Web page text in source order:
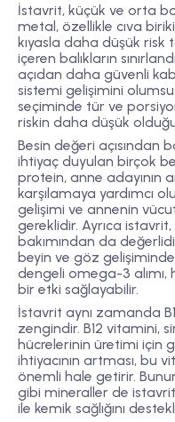
İstavrit, küçük ve orta
metal, özellikle cıva
kıyasla daha düşük risk
içeren balıkların
açıdan daha güvenli
sistemi gelişimini
seçiminde tür ve
riskin daha düşük
Besin değeri açısından
ihtiyaç duyulan birçok
protein, anne adayının
karşılamaya yardımcı
gelişimi ve annenin
gereklidir. Ayrıca
bakımından da
beyin ve göz
dengeli omega-3 alımı,
bir etki sağlayabilir.
İstavrit aynı zamanda
zengindir. B12 vitamini,
hücrelerinin üretimi için
ihtiyacının artması, bu
önemli hale getirir.
gibi mineraller de
ile kemik sağlığını